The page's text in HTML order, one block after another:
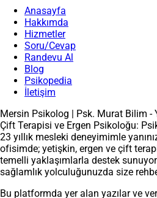
Anasayfa
Hakkımda
Hizmetler
Soru/Cevap
Randevu Al
Blog
Psikopedia
İletişim
Mersin Psikolog | Psk. Murat Bilim -
Çift Terapisi ve Ergen Psikoloğu:
23 yıllık mesleki deneyimimle
ofisimde; yetişkin, ergen ve çift
temelli yaklaşımlarla destek
sağlamlık yolculuğunuzda size
Bu platformda yer alan yazılar ve